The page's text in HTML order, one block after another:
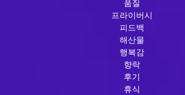
품질
프라이버시
피드백
해산물
행복감
향락
후기
휴식